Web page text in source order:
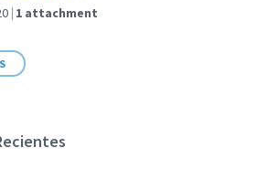
1 attachment